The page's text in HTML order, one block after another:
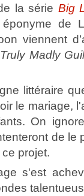
la série Big
de
viennent
Truly Madly
littéraire
le mariage,
On
de le
projet.
s'est